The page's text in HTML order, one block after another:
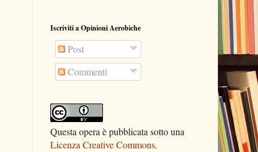
Iscriviti a Opinioni Aerobiche
Post
Commenti
Questa opera è pubblicata sotto una
Licenza Creative Commons.